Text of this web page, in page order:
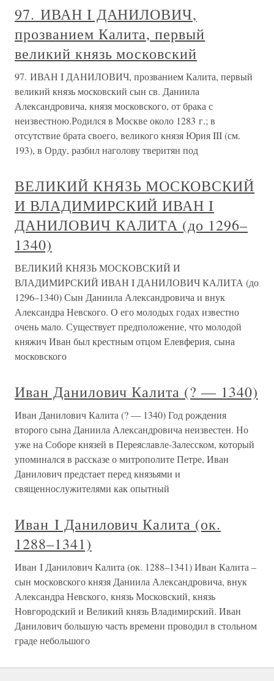
97. ИВАН I ДАНИЛОВИЧ,
прозванием Калита, первый
великий князь московский
97. ИВАН I ДАНИЛОВИЧ, прозванием Калита, первый
великий князь московский сын св. Даниила
Александровича, князя московского, от брака с
неизвестною.Родился в Москве около 1283 г.; в
отсутствие брата своего, великого князя Юрия III (см.
193), в Орду, разбил наголову тверитян под
ВЕЛИКИЙ КНЯЗЬ МОСКОВСКИЙ
И ВЛАДИМИРСКИЙ ИВАН I
ДАНИЛОВИЧ КАЛИТА (до 1296–
1340)
ВЕЛИКИЙ КНЯЗЬ МОСКОВСКИЙ И
ВЛАДИМИРСКИЙ ИВАН I ДАНИЛОВИЧ КАЛИТА (до
1296–1340) Сын Даниила Александровича и внук
Александра Невского. О его молодых годах известно
очень мало. Существует предположение, что молодой
княжич Иван был крестным отцом Елевферия, сына
московского
Иван Данилович Калита (? — 1340)
Иван Данилович Калита (? — 1340) Год рождения
второго сына Даниила Александровича неизвестен. Но
уже на Соборе князей в Переяславле-Залесском, который
упоминался в рассказе о митрополите Петре, Иван
Данилович предстает перед князьями и
священнослужителями как опытный
Иван I Данилович Калита (ок.
1288–1341)
Иван I Данилович Калита (ок. 1288–1341) Иван Калита –
сын московского князя Даниила Александровича, внук
Александра Невского, князь Московский, князь
Новгородский и Великий князь Владимирский. Иван
Данилович большую часть времени проводил в стольном
граде небольшого